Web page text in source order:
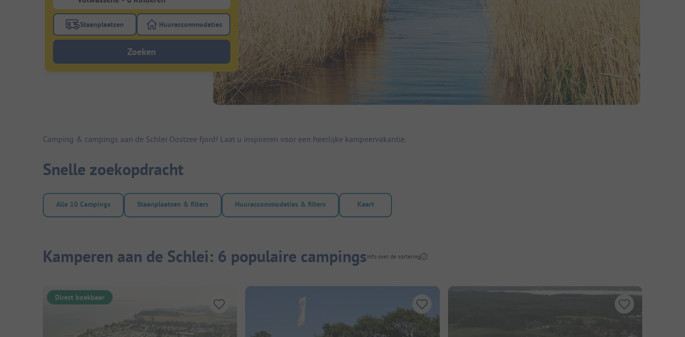
Gebruik de filterknop staanplaatsen om te zoeken naar staanplaatsen
Staanplaatsen Gebruik de filterknop huuraccommodaties om te zoeken naar huuraccommodaties
Huuraccommodaties
Zoeken
Camping & campings aan de Schlei Oostzee fjord! Laat u inspireren voor een heerlijke kampeervakantie.
Snelle zoekopdracht
Alle 10 Campings Staanplaatsen & filters Huuraccommodaties & filters Kaart
Kamperen aan de Schlei: 6 populaire campingsInfo over de sortering
Direct boekbaar